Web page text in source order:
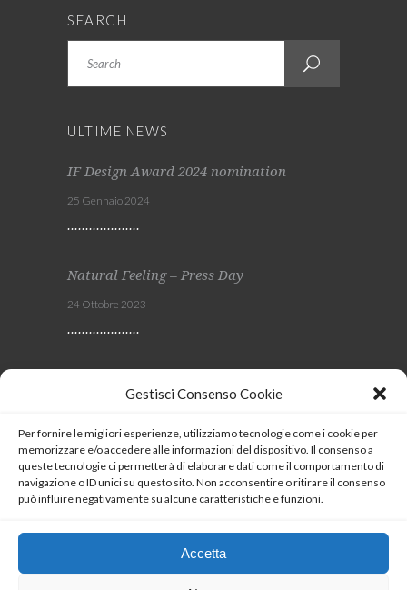
Gestisci Consenso Cookie
Per fornire le migliori esperienze, utilizziamo tecnologie come i cookie per
memorizzare e/o accedere alle informazioni del dispositivo. Il consenso a
queste tecnologie ci permetterà di elaborare dati come il comportamento di
navigazione o ID unici su questo sito. Non acconsentire o ritirare il consenso
può influire negativamente su alcune caratteristiche e funzioni.
Accetta
SEARCH
ULTIME NEWS
IF Design Award 2024 nomination
25 Gennaio 2024
Natural Feeling – Press Day
24 Ottobre 2023
SEGUICI
Coockie Policy